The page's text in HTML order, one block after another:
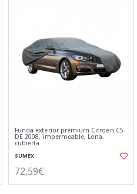
Funda exterior premium Citroen C5
DE 2008, impermeable, Lona,
cubierta
SUMEX
72,59€